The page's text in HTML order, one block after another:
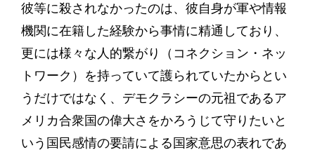
彼等に殺されなかったのは、彼自身が軍や情報
機関に在籍した経験から事情に精通しており、
更には様々な人的繋がり（コネクション・ネッ
トワーク）を持っていて護られていたからとい
うだけではなく、デモクラシーの元祖であるア
メリカ合衆国の偉大さをかろうじて守りたいと
いう国民感情の要請による国家意思の表れであ